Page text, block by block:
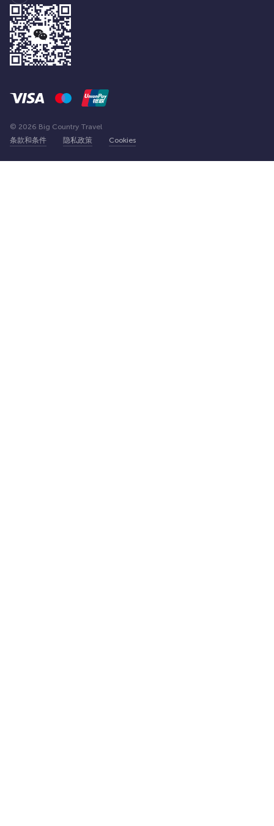
条款和条件 隐私政策 Cookies
© 2026 Big Country Travel